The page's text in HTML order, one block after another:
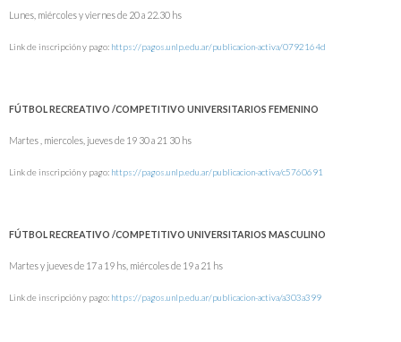
Lunes, miércoles y viernes de 20 a 22.30 hs
Link de inscripción y pago: https://pagos.unlp.edu.ar/publicacion-activa/0792164d
FÚTBOL RECREATIVO /COMPETITIVO UNIVERSITARIOS FEMENINO
Martes , miercoles, jueves de 19 30 a 21 30 hs
Link de inscripción y pago: https://pagos.unlp.edu.ar/publicacion-activa/c5760691
FÚTBOL RECREATIVO /COMPETITIVO UNIVERSITARIOS MASCULINO
Martes y jueves de 17 a 19 hs, miércoles de 19 a 21 hs
Link de inscripción y pago: https://pagos.unlp.edu.ar/publicacion-activa/a303a399